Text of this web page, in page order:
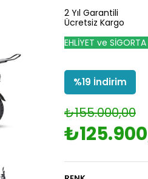
2 Yıl Garantili
Ücretsiz Kargo
EHLİYET ve
%19 İndirim
₺155.000,00